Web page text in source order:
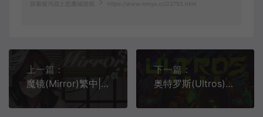
探索银河战士恶魔城游戏 https://www.mmyx.cc/23755.html
上一篇：
魔镜(Mirror)繁中|PC|PUZ|DLC|OST|COS|存档|全CG|消除类休闲战斗游戏
下一篇：
奥特罗斯(Ultros)类银河战士恶魔城游戏|下载